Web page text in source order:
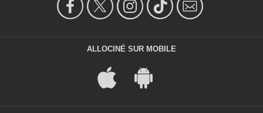
ALLOCINÉ SUR MOBILE